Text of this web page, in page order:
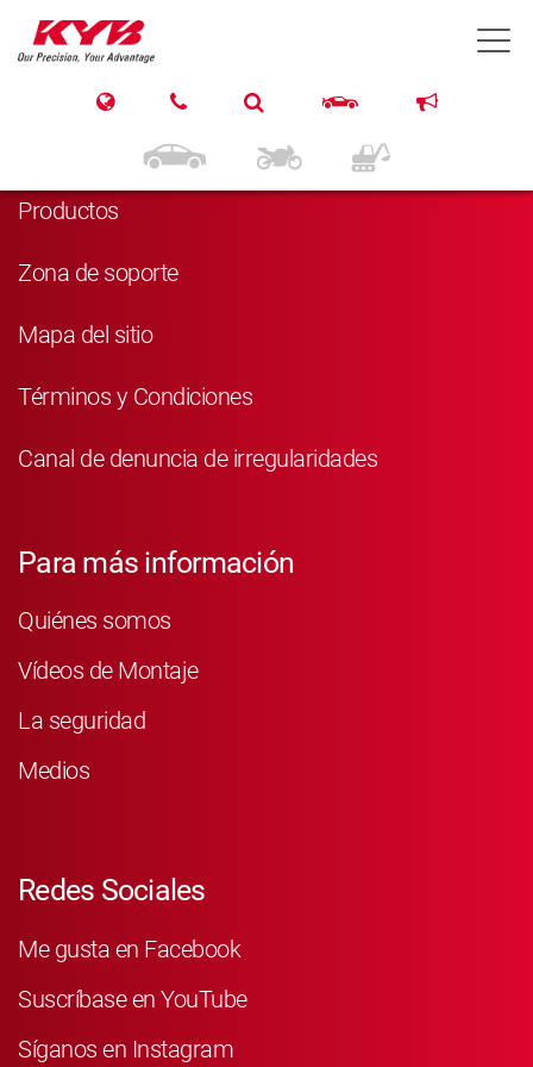
Navegación
Productos
Zona de soporte
Mapa del sitio
Términos y Condiciones
Canal de denuncia de irregularidades
Para más información
Quiénes somos
Vídeos de Montaje
La seguridad
Medios
Redes Sociales
Me gusta en Facebook
Suscríbase en YouTube
Síganos en Instagram